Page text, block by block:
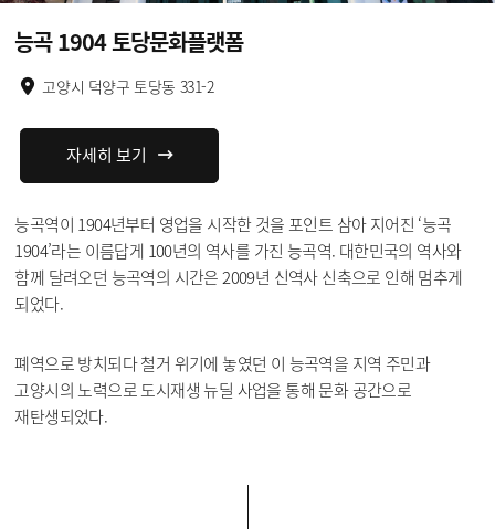
능곡 1904 토당문화플랫폼
고양시 덕양구 토당동 331-2
자세히 보기
능곡역이 1904년부터 영업을 시작한 것을 포인트 삼아 지어진 ‘능곡
1904’라는 이름답게 100년의 역사를 가진 능곡역. 대한민국의 역사와
함께 달려오던 능곡역의 시간은 2009년 신역사 신축으로 인해 멈추게
되었다.
폐역으로 방치되다 철거 위기에 놓였던 이 능곡역을 지역 주민과
고양시의 노력으로 도시재생 뉴딜 사업을 통해 문화 공간으로
재탄생되었다.